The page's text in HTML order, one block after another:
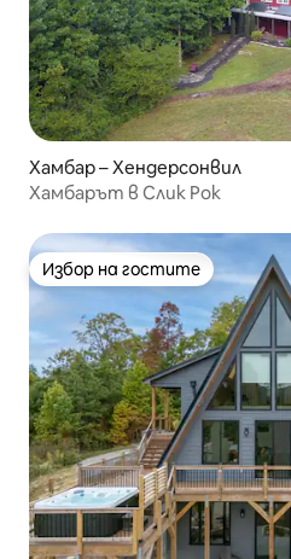
Хамбар – Хендерсонвил
Хамбарът в Слик Рок
Избор на гостите
Избор на гостите